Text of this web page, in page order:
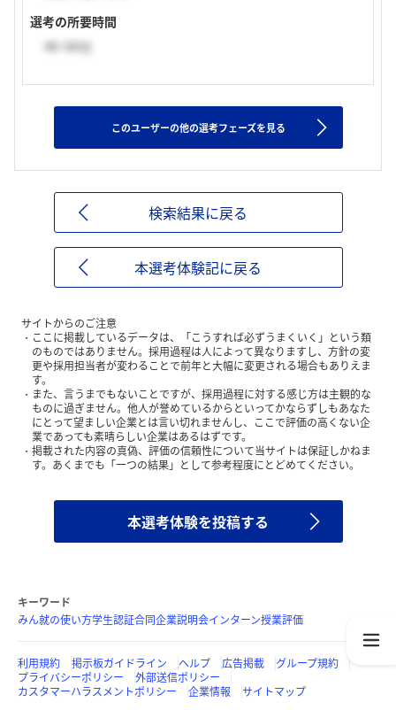
選考の所要時間
46~60分
このユーザーの他の選考フェーズを見る
検索結果に戻る
本選考体験記に戻る
サイトからのご注意
ここに掲載しているデータは、「こうすれば必ずうまくいく」という類
のものではありません。採用過程は人によって異なりますし、方針の変
更や採用担当者が変わることで前年と大幅に変更される場合もありえま
す。
また、言うまでもないことですが、採用過程に対する感じ方は主観的な
ものに過ぎません。他人が誉めているからといってかならずしもあなた
にとって望ましい企業とは言い切れませんし、ここで評価の高くない企
業であっても素晴らしい企業はあるはずです。
掲載された内容の真偽、評価の信頼性について当サイトは保証しかねま
す。あくまでも「一つの結果」として参考程度にとどめてください。
本選考体験を投稿する
キーワード
みん就の使い方学生認証合同企業説明会インターン授業評価
利用規約 掲示板ガイドライン ヘルプ 広告掲載
グループ規約
プライバシーポリシー
外部送信ポリシー
カスタマーハラスメントポリシー
企業情報 サイトマップ